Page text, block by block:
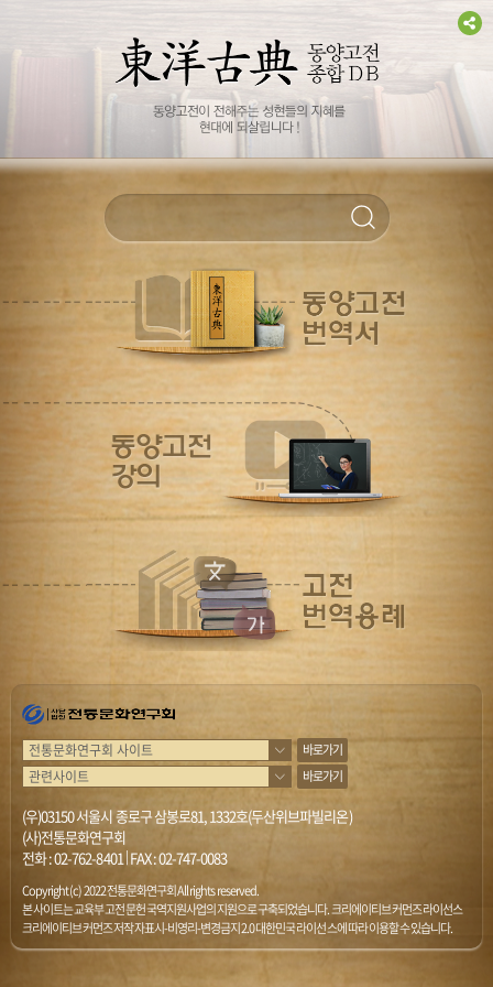
바로가기
바로가기
(우)03150 서울시 종로구 삼봉로81, 1332호(두산위브파빌리온)
(사)전통문화연구회
전화 :02-762-8401|FAX : 02-747-0083
Copyright (c) 2022 전통문화연구회 All rights reserved.
본 사이트는 교육부 고전문헌 국역지원사업의 지원으로 구축되었습니다. 크리에이티브 커먼즈 라이선스
크리에이티브 커먼즈 저작자표시-비영리-변경금지 2.0 대한민국 라이선스에 따라 이용할 수 있습니다.